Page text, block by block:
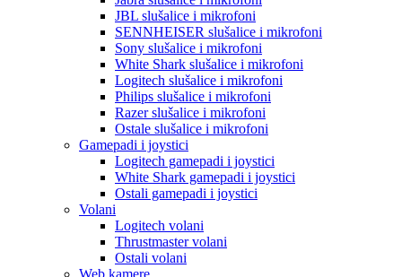
JBL slušalice i mikrofoni
SENNHEISER slušalice i mikrofoni
Sony slušalice i mikrofoni
White Shark slušalice i mikrofoni
Logitech slušalice i mikrofoni
Philips slušalice i mikrofoni
Razer slušalice i mikrofoni
Ostale slušalice i mikrofoni
Gamepadi i joystici
Logitech gamepadi i joystici
White Shark gamepadi i joystici
Ostali gamepadi i joystici
Volani
Logitech volani
Thrustmaster volani
Ostali volani
Web kamere